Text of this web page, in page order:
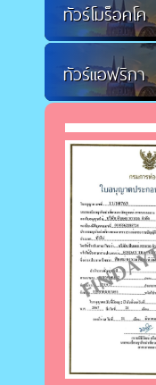
ทัวร์โมร็อคโค
ทัวร์แอฟริกา